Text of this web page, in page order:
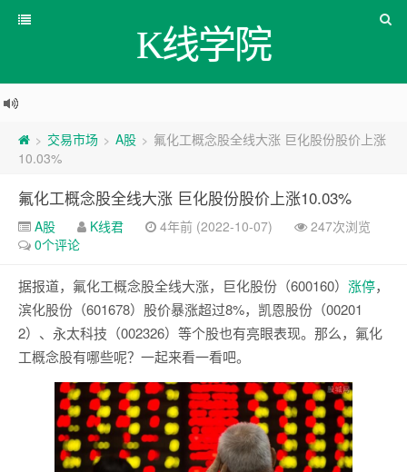
K线学院
> 交易市场 > A股 > 氟化工概念股全线大涨 巨化股份股价上涨
10.03%
氟化工概念股全线大涨 巨化股份股价上涨10.03%
A股 K线君 4年前 (2022-10-07)
247次浏览
0个评论
据报道，氟化工概念股全线大涨，巨化股份（600160） 涨停，
滨化股份（601678）股价暴涨超过8%，凯恩股份（00201
2）、永太科技（002326）等个股也有亮眼表现。那么，氟化
工概念股有哪些呢？一起来看一看吧。